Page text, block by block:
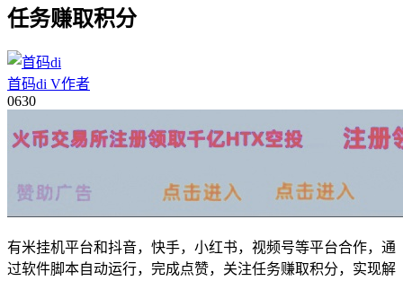
任务赚取积分
首码di V作者
0630
有米挂机平台和抖音，快手，小红书，视频号等平台合作，通
过软件脚本自动运行，完成点赞，关注任务赚取积分，实现解